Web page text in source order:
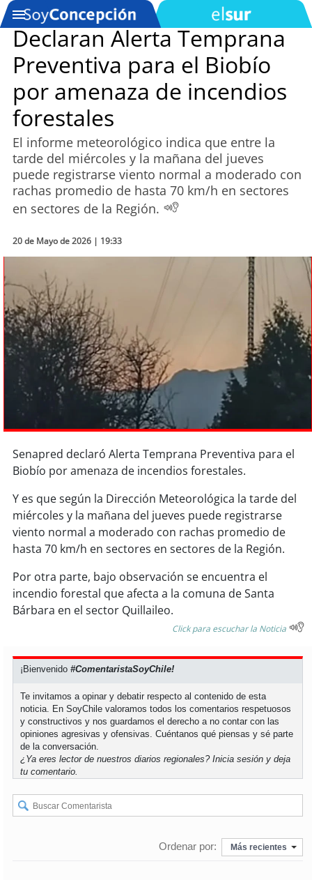
Podcast
Actualidad
Entretención
Economía
Tecnología
Sostenibilidad
soychile
soy arica
soycalama
antofagasta
soy copiapó
soyquillota
soychillán
soysancarlos
soytalcahuano
soyconcepción
soycoronel
Declaran Alerta Temprana
Preventiva para el Biobío
por amenaza de incendios
forestales
El informe meteorológico indica que entre la
tarde del miércoles y la mañana del jueves
puede registrarse viento normal a moderado con
rachas promedio de hasta 70 km/h en sectores
en sectores de la Región.
20 de Mayo de 2026 | 19:33
Senapred declaró Alerta Temprana Preventiva para el
Biobío por amenaza de incendios forestales.
Y es que según la Dirección Meteorológica la tarde del
miércoles y la mañana del jueves puede registrarse
viento normal a moderado con rachas promedio de
hasta 70 km/h en sectores en sectores de la Región.
Por otra parte, bajo observación se encuentra el
incendio forestal que afecta a la comuna de Santa
Bárbara en el sector Quillaileo.
Click para escuchar la Noticia
¡Bienvenido#ComentaristaSoyChile!
Te invitamos a opinar y debatir respecto al contenido de esta
noticia. En SoyChile valoramos todos los comentarios respetuosos
y constructivos y nos guardamos el derecho a no contar con las
opiniones agresivas y ofensivas. Cuéntanos qué piensas y sé parte
de la conversación.
¿Ya eres lector de nuestros diarios regionales?Inicia sesión y deja
tu comentario.
Ordenar por: Más recientes